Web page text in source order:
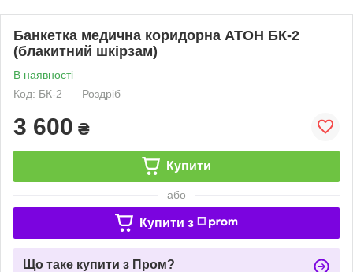
Банкетка медична коридорна АТОН БК-2
(блакитний шкірзам)
В наявності
Код: БК-2
Роздріб
3 600 ₴
Купити
або
Купити з
Що таке купити з Пром?